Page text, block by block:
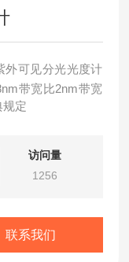
外可见分光光度计
带宽比2nm带宽
规定
访问量
1256
联系我们